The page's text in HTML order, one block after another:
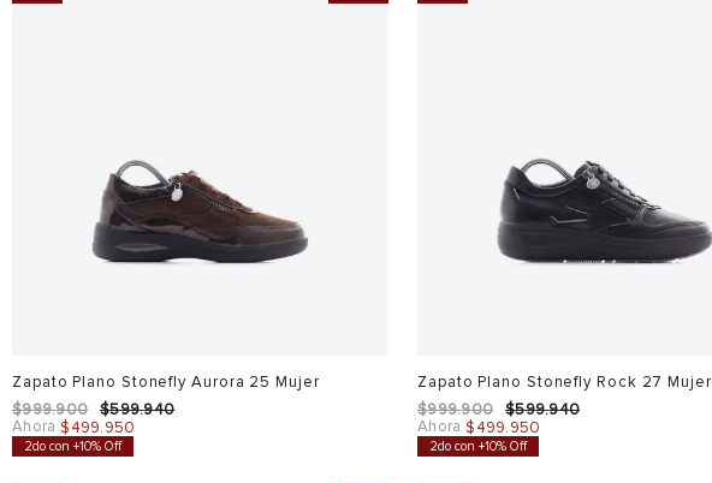
Zapato Plano Stonefly Aurora 25 Mujer
$999.900 $599.940
Ahora $499.950
2do con +10% Off
Zapato Plano Stonefly Rock 27 Mujer
$999.900 $599.940
Ahora $499.950
2do con +10% Off